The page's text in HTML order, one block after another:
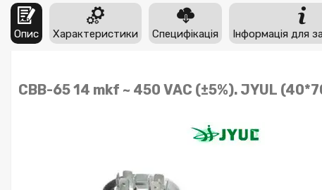
Опис Характеристики Специфікація Інформація для
CBB-65 14 mkf ~ 450 VAC (±5%). JYUL